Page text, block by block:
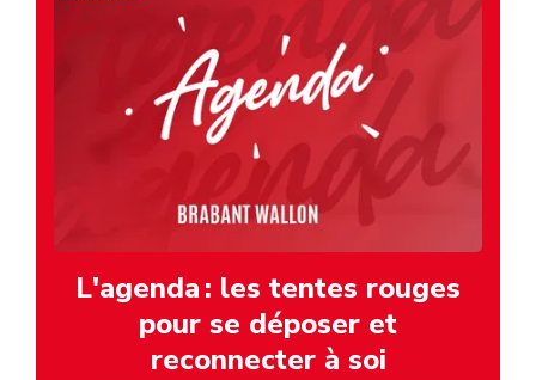
L'agenda : les tentes rouges
pour se déposer et
reconnecter à soi